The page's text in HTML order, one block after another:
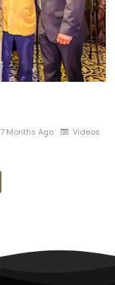
7 Months Ago Videos